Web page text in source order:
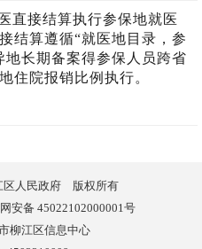
直接结算执行参保地就医
结算遵循“就医地目录，参
长期备案得参保人员跨省
住院报销比例执行。
区人民政府 版权所有
安备 45022102000001号
柳江区信息中心